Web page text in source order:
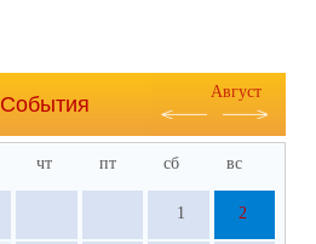
События
Август
чт пт сб вс
1 2